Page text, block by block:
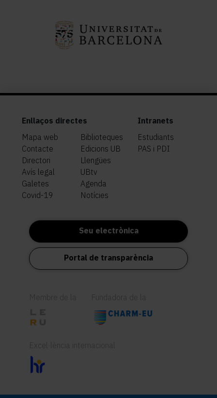
Enllaços directes
Mapa web
Biblioteques
Contacte
Edicions UB
Directori
Llengües
Avís legal
UBtv
Galetes
Agenda
Covid-19
Notícies
Intranets
Estudiants
PAS i PDI
Seu electrònica
Portal de transparència
Membre de la Fundadora de la
Excel·lència internacional